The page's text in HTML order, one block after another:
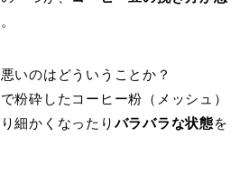
いのはどういうことか？
粉砕したコーヒー粉（メッシュ）
細かくなったりバラバラな状態を